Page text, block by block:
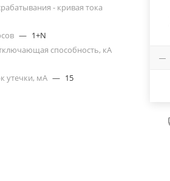
- кривая тока
— 1+N
способность, кА
утечки, мА — 15